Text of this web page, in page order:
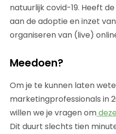
natuurlijk covid-19. Heeft
aan de adoptie en inzet
organiseren van (live)
Meedoen?
Om je te kunnen laten
marketingprofessionals in
willen we je vragen om
Dit duurt slechts tien